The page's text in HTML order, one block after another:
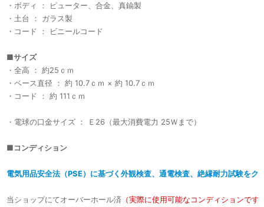
・ボディ ： ピューター、合金、真鍮製
・土台 ： ガラス製
・コード ： ビニールコード
■サイズ
・全高 ： 約25ｃｍ
・ベース直径 ： 約 10.7ｃｍ × 約 10.7ｃｍ
・コード ： 約 111ｃｍ
・電球の口金サイズ ： Ｅ26（最大消費電力 25Ｗまで）
■コンディション
電気用品安全法（PSE）に基づく外観検査、通電検査、絶縁耐力試験をク
当ショップにてオーバーホール済 （実際に使用可能なコンディションです